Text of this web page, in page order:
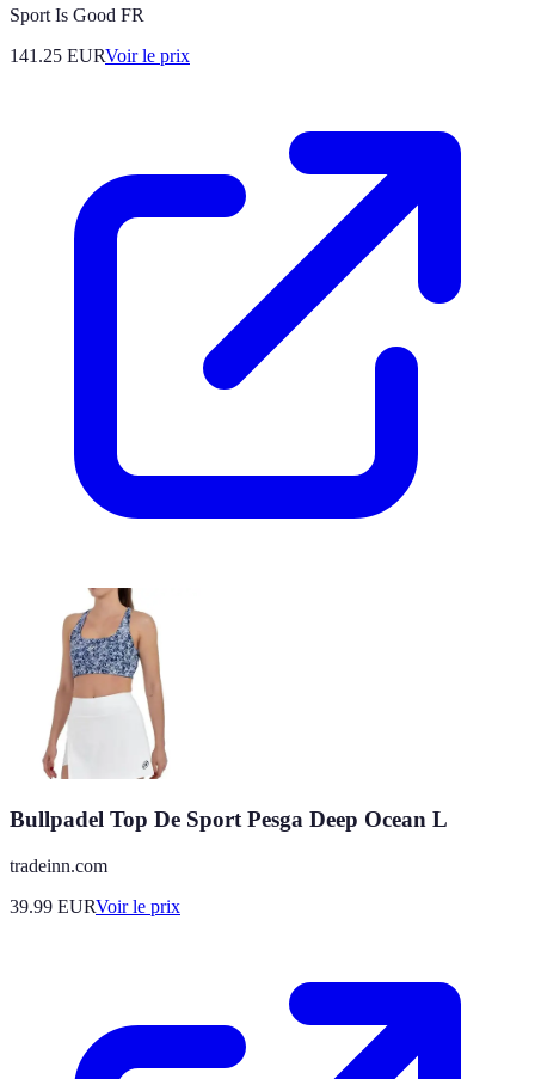
Sport Is Good FR
141.25 EURVoir le prix
Bullpadel Top De Sport Pesga Deep Ocean L
tradeinn.com
39.99 EURVoir le prix